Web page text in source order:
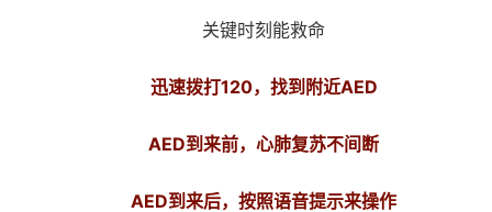
关键时刻能救命
迅速拨打120，找到附近AED
AED到来前，心肺复苏不间断
AED到来后，按照语音提示来操作